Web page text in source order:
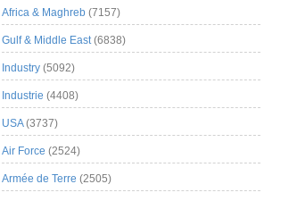
Africa & Maghreb (7157)
Gulf & Middle East(6838)
Industry (5092)
Industrie (4408)
USA(3737)
Air Force (2524)
Armée de Terre (2505)